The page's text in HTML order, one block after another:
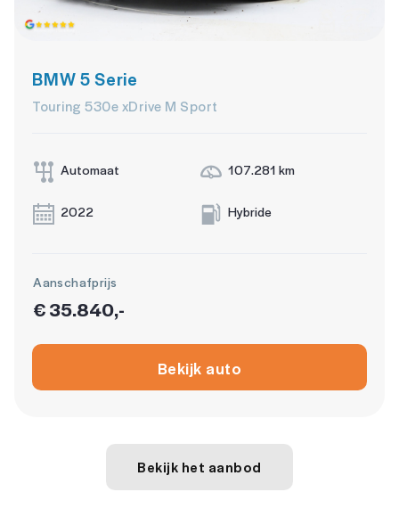
Achteruitrijcamera
Airbag(s) hoofd voor
Airbag(s) side voor
Airbag bestuurder
Anti Blokkeer Systeem
Anti doorSlip Regeling
Autonomous Emergency Braking
Bandenspanningscontrolesysteem
Brake Assist System
Elektronisch Stabiliteits Programma
BMW 5 Serie
Touring 530e xDrive M Sport
Automaat 107.281 km
2022 Hybride
Aanschafprijs
€ 35.840,-
Bekijk auto
Bekijk het aanbod